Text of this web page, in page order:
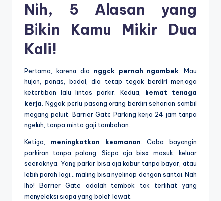
Nih, 5 Alasan yang
Bikin Kamu Mikir Dua
Kali!
Pertama, karena dia nggak pernah ngambek. Mau
hujan, panas, badai, dia tetap tegak berdiri menjaga
ketertiban lalu lintas parkir. Kedua, hemat tenaga
kerja. Nggak perlu pasang orang berdiri seharian sambil
megang peluit. Barrier Gate Parking kerja 24 jam tanpa
ngeluh, tanpa minta gaji tambahan.
Ketiga, meningkatkan keamanan. Coba bayangin
parkiran tanpa palang. Siapa aja bisa masuk, keluar
seenaknya. Yang parkir bisa aja kabur tanpa bayar, atau
lebih parah lagi… maling bisa nyelinap dengan santai. Nah
lho! Barrier Gate adalah tembok tak terlihat yang
menyeleksi siapa yang boleh lewat.